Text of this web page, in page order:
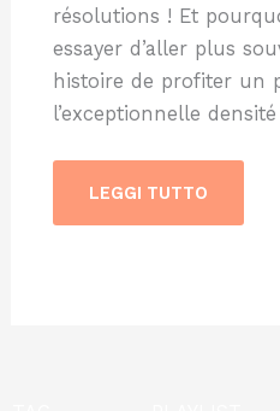
résolutions ! Et
essayer d’aller plus
histoire de profiter un
l’exceptionnelle densité
LEGGI TUTTO